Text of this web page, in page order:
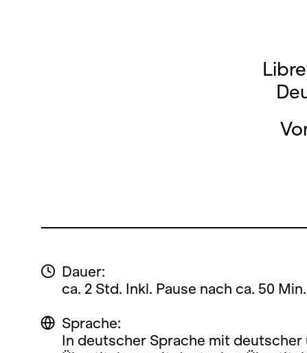
Dauer:
ca. 2 Std. Inkl. Pause nach ca. 50 Min.
Sprache:
In deutscher Sprache mit deutscher